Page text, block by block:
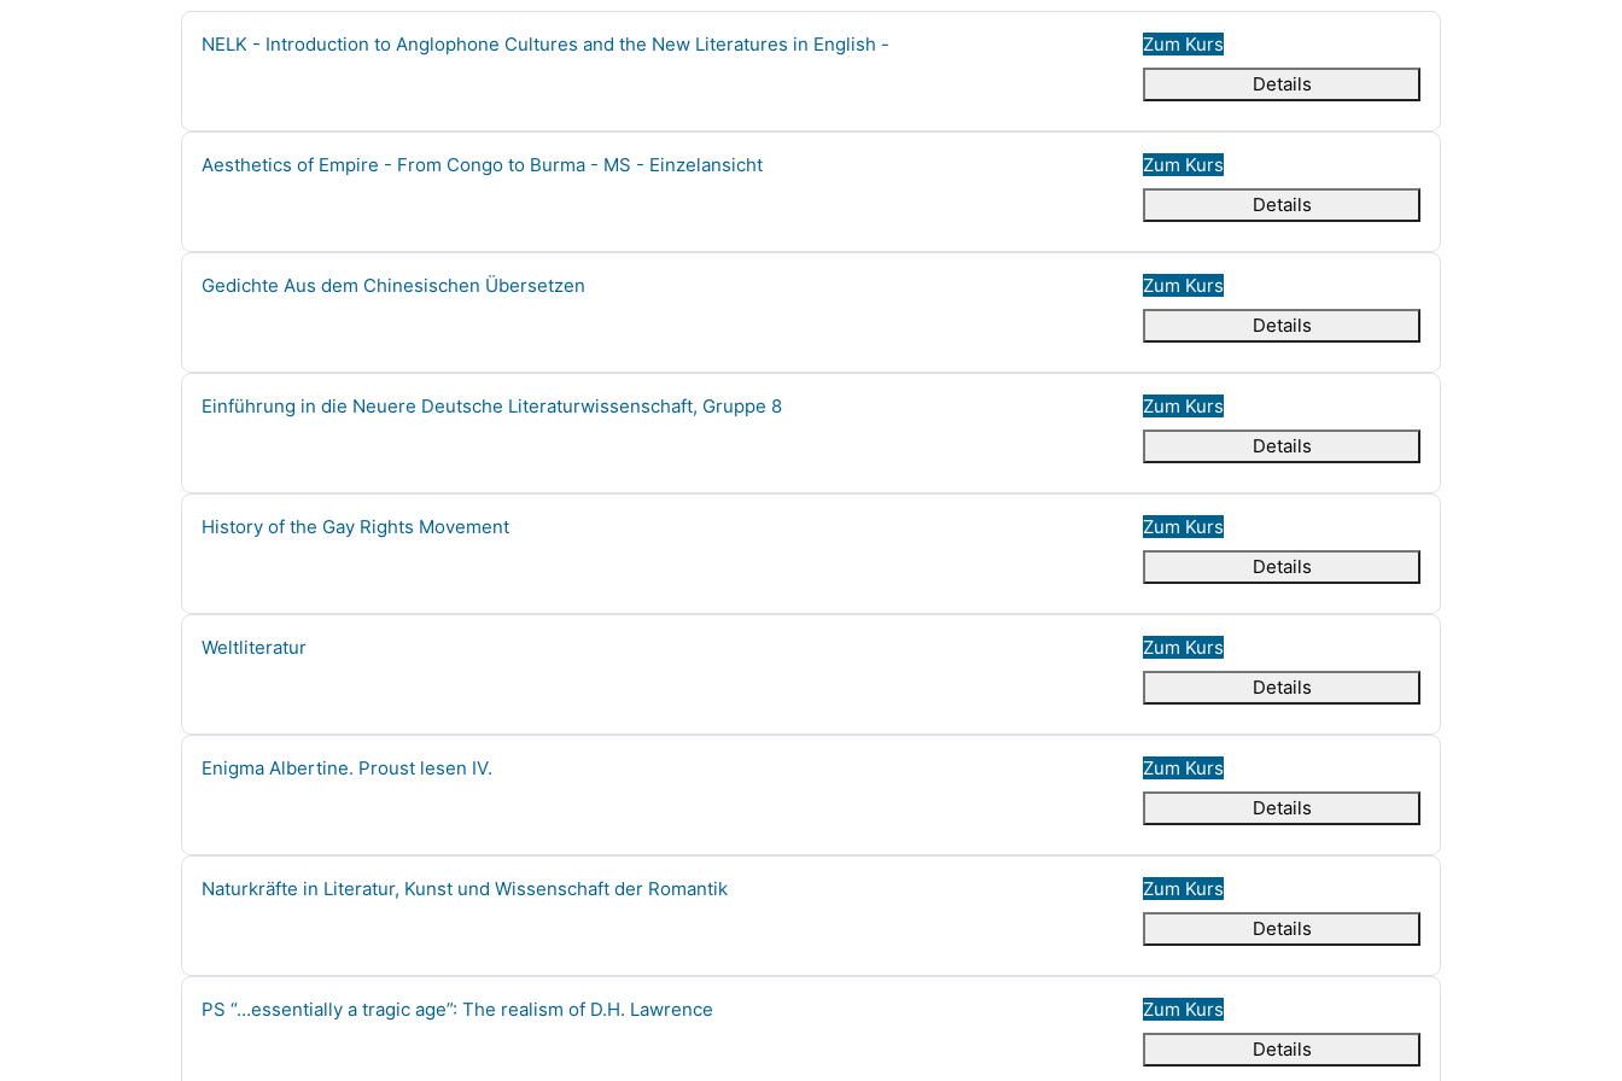
Kursname
NELK - Introduction to Anglophone Cultures and the New Literatures in English -
Zum Kurs
Details
Kursname
Aesthetics of Empire - From Congo to Burma - MS - Einzelansicht
Zum Kurs
Details
Kursname
Gedichte Aus dem Chinesischen Übersetzen
Zum Kurs
Details
Kursname
Einführung in die Neuere Deutsche Literaturwissenschaft, Gruppe 8
Zum Kurs
Details
Kursname
History of the Gay Rights Movement
Zum Kurs
Details
Kursname
Weltliteratur
Zum Kurs
Details
Kursname
Enigma Albertine. Proust lesen IV.
Zum Kurs
Details
Kursname
Naturkräfte in Literatur, Kunst und Wissenschaft der Romantik
Zum Kurs
Details
Kursname
PS “…essentially a tragic age”: The realism of D.H. Lawrence
Zum Kurs
Details